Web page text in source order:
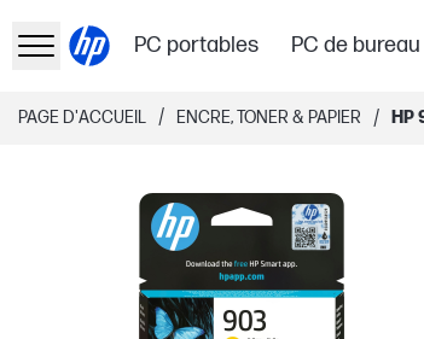
PC portables PC de bureau
PAGE D'ACCUEIL / ENCRE, TONER & PAPIER / HP